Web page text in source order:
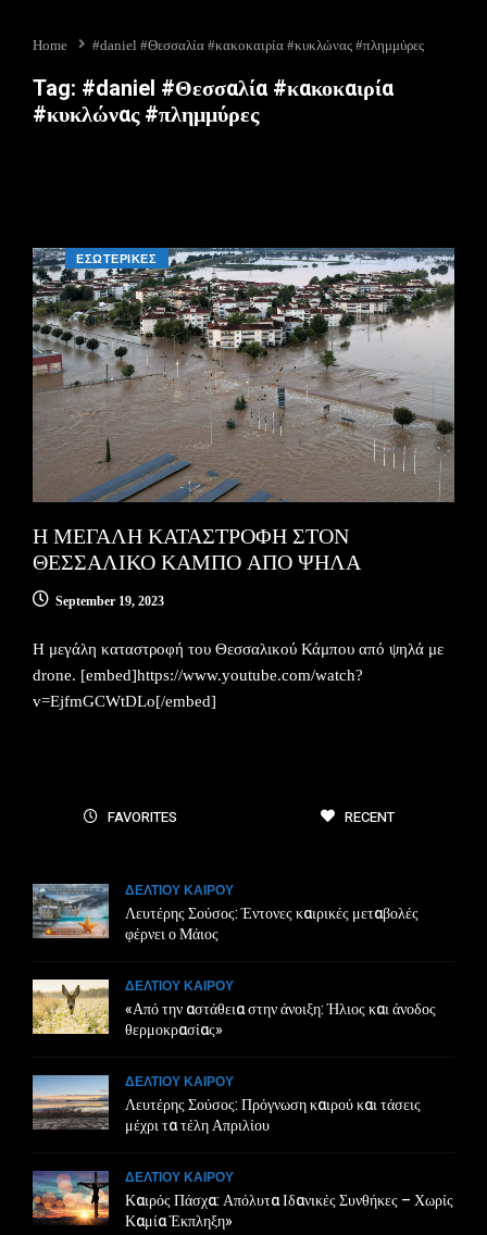
Home #daniel #Θεσσαλία #κακοκαιρία #κυκλώνας #πλημμύρες
Tag: #daniel #Θεσσαλία #κακοκαιρία
#κυκλώνας #πλημμύρες
ΕΣΩΤΕΡΙΚΕΣ
Η ΜΕΓΑΛΗ ΚΑΤΑΣΤΡΟΦΗ ΣΤΟΝ
ΘΕΣΣΑΛΙΚΟ ΚΑΜΠΟ ΑΠΟ ΨΗΛΑ
September 19, 2023
Η μεγάλη καταστροφή του Θεσσαλικού Κάμπου από ψηλά με
drone. [embed]https://www.youtube.com/watch?
v=EjfmGCWtDLo[/embed]
FAVORITES RECENT
ΔΕΛΤΙΟΥ ΚΑΙΡΟΥ
Λευτέρης Σούσος: Έντονες καιρικές μεταβολές
φέρνει ο Μάιος
ΔΕΛΤΙΟΥ ΚΑΙΡΟΥ
«Από την αστάθεια στην άνοιξη: Ήλιος και άνοδος
θερμοκρασίας»
ΔΕΛΤΙΟΥ ΚΑΙΡΟΥ
Λευτέρης Σούσος: Πρόγνωση καιρού και τάσεις
μέχρι τα τέλη Απριλίου
ΔΕΛΤΙΟΥ ΚΑΙΡΟΥ
Καιρός Πάσχα: Απόλυτα Ιδανικές Συνθήκες – Χωρίς
Καμία Έκπληξη»